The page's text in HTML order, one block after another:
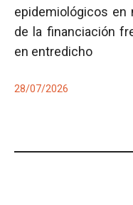
epidemiológicos en
de la financiación
en entredicho
28/07/2026